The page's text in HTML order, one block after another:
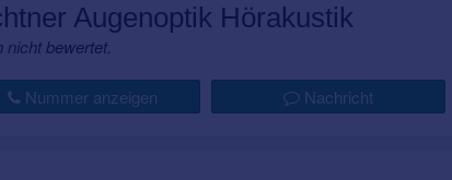
Augenoptik Hörakustik
nicht bewertet.
Nummer anzeigen Nachricht